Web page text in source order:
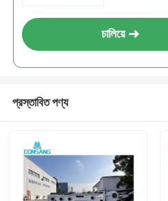
চালিয়ে
প্রস্তাবিত পণ্য